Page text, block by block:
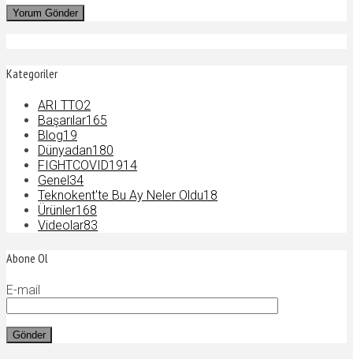
Kategoriler
ARI TTO2
Başarılar165
Blog19
Dünyadan180
FIGHTCOVID1914
Genel 34
Teknokent'te Bu Ay Neler Oldu18
Ürünler168
Videolar83
Abone Ol
E-mail